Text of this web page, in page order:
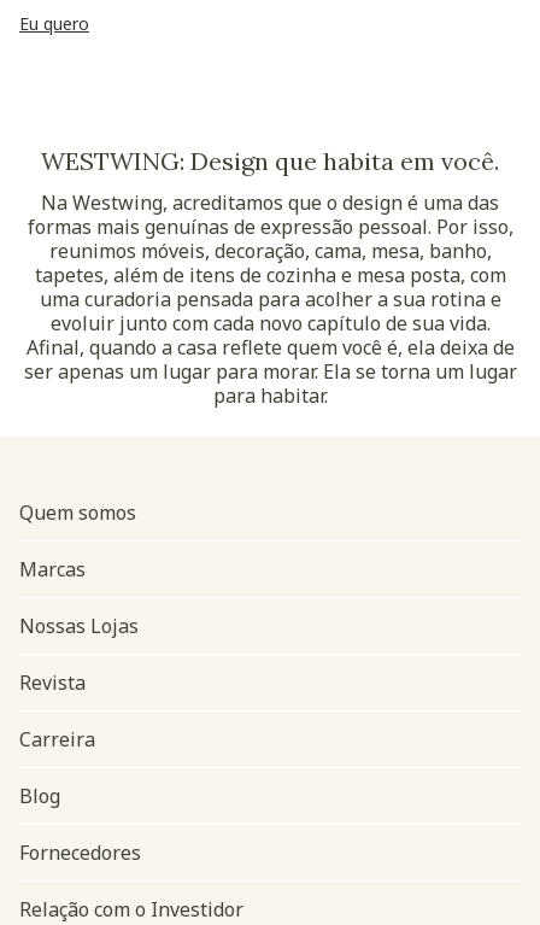
Eu quero
WESTWING: Design que habita em você.
Na Westwing, acreditamos que o design é uma das
formas mais genuínas de expressão pessoal. Por isso,
reunimos móveis, decoração, cama, mesa, banho,
tapetes, além de itens de cozinha e mesa posta, com
uma curadoria pensada para acolher a sua rotina e
evoluir junto com cada novo capítulo de sua vida.
Afinal, quando a casa reflete quem você é, ela deixa de
ser apenas um lugar para morar. Ela se torna um lugar
para habitar.
Navegação do rodapé
Quem somos
Marcas
Nossas Lojas
Revista
Carreira
Blog
Fornecedores
Relação com o Investidor